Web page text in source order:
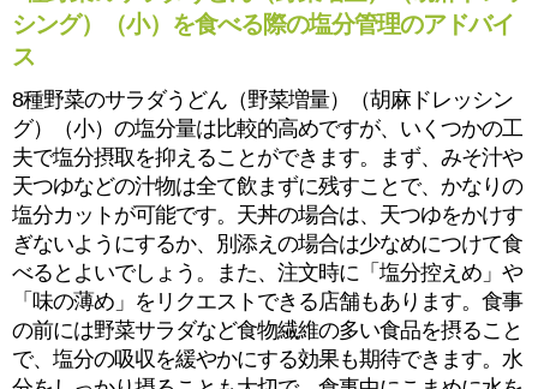
シング）（小）を食べる際の塩分管理のアドバイ
ス
8種野菜のサラダうどん（野菜増量）（胡麻ドレッシン
グ）（小）の塩分量は比較的高めですが、いくつかの工
夫で塩分摂取を抑えることができます。まず、みそ汁や
天つゆなどの汁物は全て飲まずに残すことで、かなりの
塩分カットが可能です。天丼の場合は、天つゆをかけす
ぎないようにするか、別添えの場合は少なめにつけて食
べるとよいでしょう。また、注文時に「塩分控えめ」や
「味の薄め」をリクエストできる店舗もあります。食事
の前には野菜サラダなど食物繊維の多い食品を摂ること
で、塩分の吸収を緩やかにする効果も期待できます。水